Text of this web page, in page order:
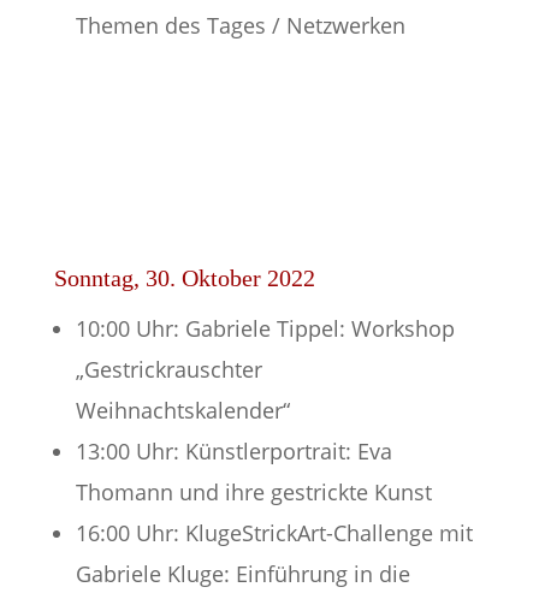
Themen des Tages / Netzwerken
Sonntag, 30. Oktober 2022
10:00 Uhr: Gabriele Tippel: Workshop
„Gestrickrauschter
Weihnachtskalender“
13:00 Uhr: Künstlerportrait: Eva
Thomann und ihre gestrickte Kunst
16:00 Uhr: KlugeStrickArt-Challenge mit
Gabriele Kluge: Einführung in die